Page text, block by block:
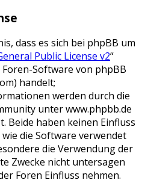
dass es sich bei phpBB um
Public License v2“
Software von phpBB
handelt;
werden durch die
unter www.phpbb.de
Beide haben keinen Einfluss
die Software verwendet
die Verwendung der
Zwecke nicht untersagen
Foren Einfluss nehmen.